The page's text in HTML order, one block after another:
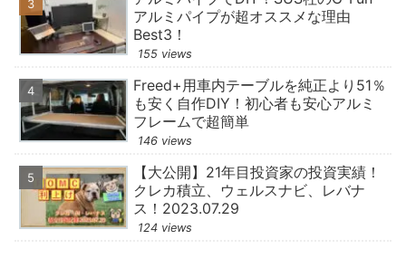
アルミパイプが超オススメな理由
Best3！
155 views
Freed+用車内テーブルを純正より51％
も安く自作DIY！初心者も安心アルミ
フレームで超簡単
146 views
【大公開】21年目投資家の投資実績！
クレカ積立、ウェルスナビ、レバナ
ス！2023.07.29
124 views